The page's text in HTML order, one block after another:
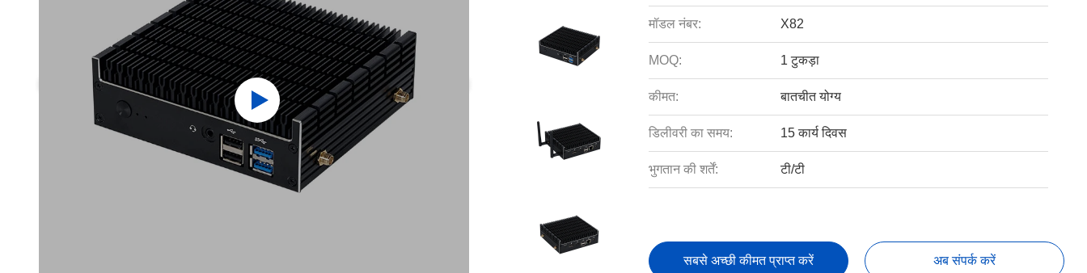
मॉडल नंबर: X82
MOQ: 1 टुकड़ा
कीमत: बातचीत योग्य
डिलीवरी का समय: 15 कार्य दिवस
भुगतान की शर्तें: टी/टी
सबसे अच्छी कीमत प्राप्त करें अब संपर्क करें